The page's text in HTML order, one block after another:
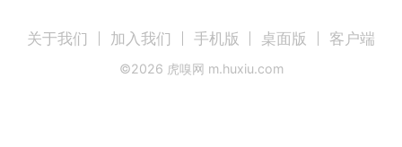
关于我们 加入我们 手机版 桌面版 客户端
©2026 虎嗅网 m.huxiu.com